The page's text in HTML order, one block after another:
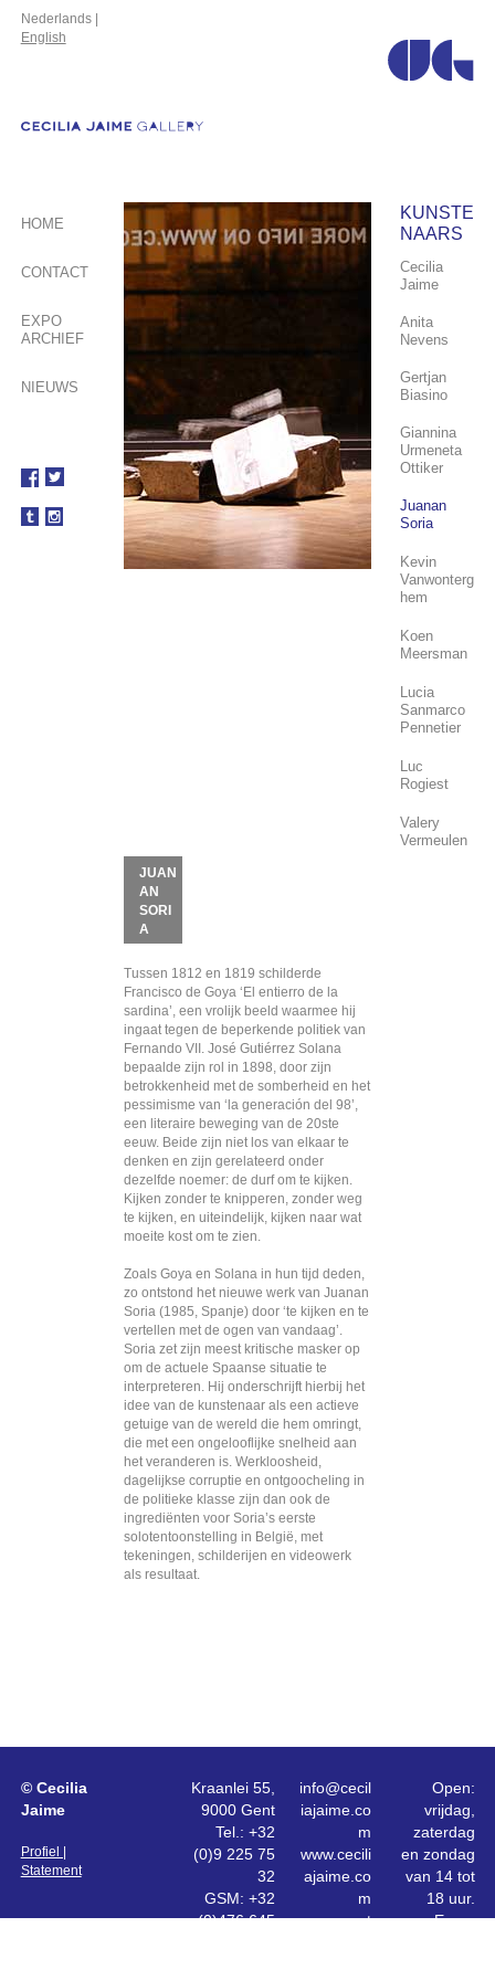
Nederlands |
English
HOME
CONTACT
EXPO
ARCHIEF
NIEUWS
KUNSTE
NAARS
Cecilia
Jaime
Anita
Nevens
Gertjan
Biasino
Giannina
Urmeneta
Ottiker
Juanan
Soria
Kevin
Vanwonterg
hem
Koen
Meersman
Lucia
Sanmarco
Pennetier
Luc
Rogiest
Valery
Vermeulen
JUAN
AN
SORI
A
Tussen 1812 en 1819 schilderde
Francisco de Goya ‘El entierro de la
sardina’, een vrolijk beeld waarmee hij
ingaat tegen de beperkende politiek van
Fernando VII. José Gutiérrez Solana
bepaalde zijn rol in 1898, door zijn
betrokkenheid met de somberheid en het
pessimisme van ‘la generación del 98’,
een literaire beweging van de 20ste
eeuw. Beide zijn niet los van elkaar te
denken en zijn gerelateerd onder
dezelfde noemer: de durf om te kijken.
Kijken zonder te knipperen, zonder weg
te kijken, en uiteindelijk, kijken naar wat
moeite kost om te zien.
Zoals Goya en Solana in hun tijd deden,
zo ontstond het nieuwe werk van Juanan
Soria (1985, Spanje) door ‘te kijken en te
vertellen met de ogen van vandaag’.
Soria zet zijn meest kritische masker op
om de actuele Spaanse situatie te
interpreteren. Hij onderschrijft hierbij het
idee van de kunstenaar als een actieve
getuige van de wereld die hem omringt,
die met een ongelooflijke snelheid aan
het veranderen is. Werkloosheid,
dagelijkse corruptie en ontgoocheling in
de politieke klasse zijn dan ook de
ingrediënten voor Soria’s eerste
solotentoonstelling in België, met
tekeningen, schilderijen en videowerk
als resultaat.
© Cecilia
Jaime
Profiel |
Statement
Kraanlei 55,
9000 Gent
Tel.: +32
(0)9 225 75
32
GSM: +32
(0)476 645
info@cecil
iajaime.co
m
www.cecili
ajaime.co
m
www.puert
Open:
vrijdag,
zaterdag
en zondag
van 14 tot
18 uur.
En op